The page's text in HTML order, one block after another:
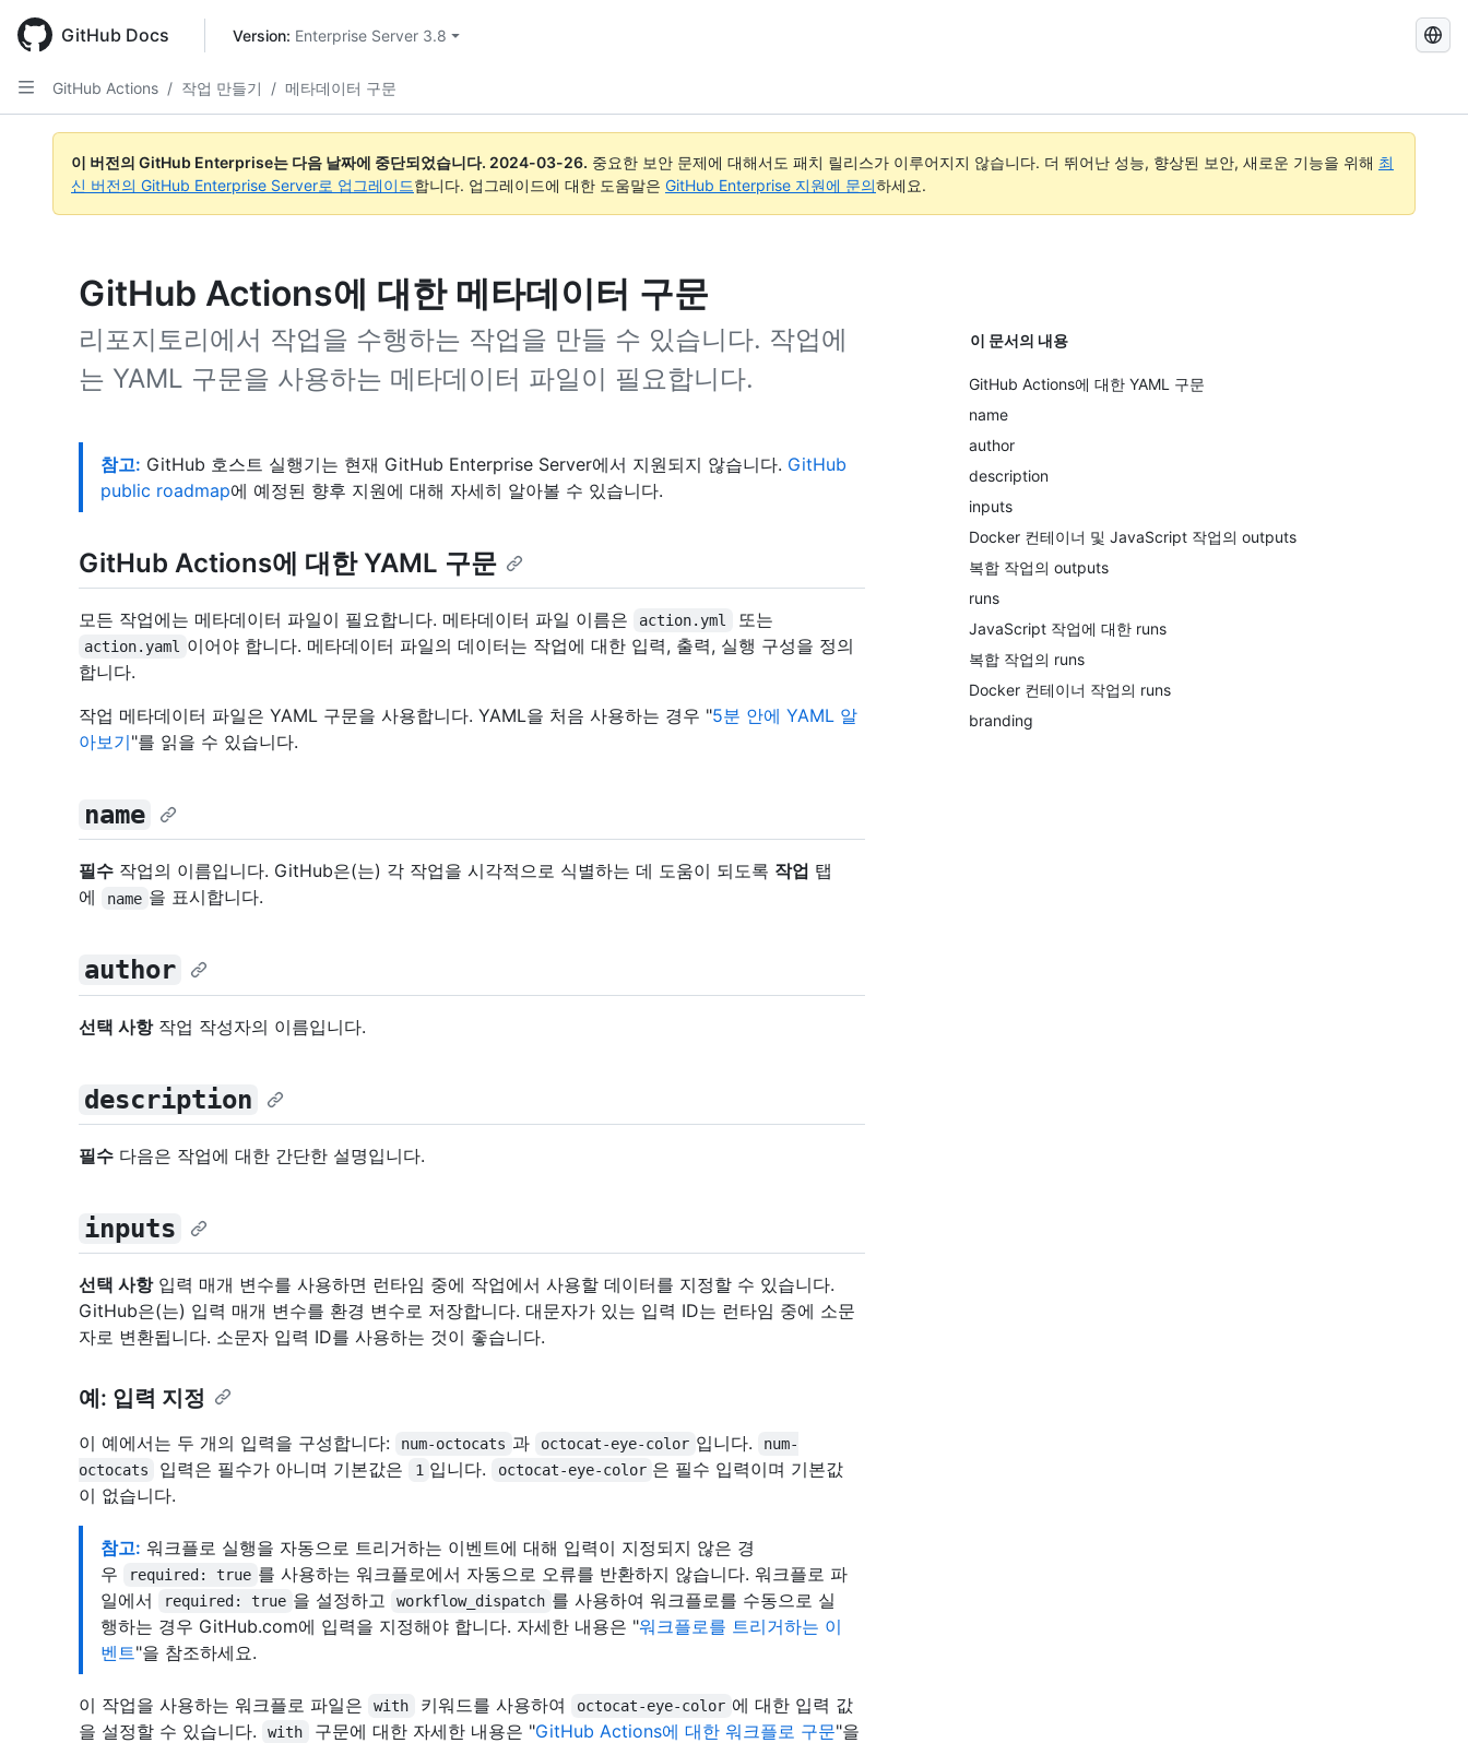
main
content
GitHub Docs Version: Enterprise Server 3.8
GitHub
색
GitHub Actions / 작업 만들기 / 메타데이터 구문
이 버전의 GitHub Enterprise는 다음 날짜에 중단되었습니다. 2024-03-26. 중요한 보안 문제에 대해서도 패치 릴리스가 이루어지지 않습니다. 더 뛰어난 성능, 향상된 보안, 새로운 기능을 위해 최
신 버전의 GitHub Enterprise Server로 업그레이드합니다. 업그레이드에 대한 도움말은 GitHub Enterprise 지원에 문의하세요.
GitHub Actions에 대한 메타데이터 구문
리포지토리에서 작업을 수행하는 작업을 만들 수 있습니다. 작업에
는 YAML 구문을 사용하는 메타데이터 파일이 필요합니다.
이 문서의 내용
GitHub Actions에 대한 YAML 구문
name
author
description
inputs
Docker 컨테이너 및 JavaScript 작업의 outputs
복합 작업의 outputs
runs
JavaScript 작업에 대한 runs
복합 작업의 runs
Docker 컨테이너 작업의 runs
branding
참고: GitHub 호스트 실행기는 현재 GitHub Enterprise Server에서 지원되지 않습니다. GitHub
public roadmap에 예정된 향후 지원에 대해 자세히 알아볼 수 있습니다.
GitHub Actions에 대한 YAML 구문
모든 작업에는 메타데이터 파일이 필요합니다. 메타데이터 파일 이름은 action.yml 또는
action.yaml
이어야 합니다. 메타데이터 파일의 데이터는 작업에 대한 입력, 출력, 실행 구성을 정의
합니다.
작업 메타데이터 파일은 YAML 구문을 사용합니다. YAML을 처음 사용하는 경우 "5분 안에 YAML 알
아보기"를 읽을 수 있습니다.
name
필수 작업의 이름입니다. GitHub은(는) 각 작업을 시각적으로 식별하는 데 도움이 되도록 작업 탭
에
name 을 표시합니다.
author
선택 사항작업 작성자의 이름입니다.
description
필수 다음은 작업에 대한 간단한 설명입니다.
inputs
선택 사항입력 매개 변수를 사용하면 런타임 중에 작업에서 사용할 데이터를 지정할 수 있습니다.
GitHub은(는) 입력 매개 변수를 환경 변수로 저장합니다. 대문자가 있는 입력 ID는 런타임 중에 소문
자로 변환됩니다. 소문자 입력 ID를 사용하는 것이 좋습니다.
예: 입력 지정
이 예에서는 두 개의 입력을 구성합니다: num-octocats 과 octocat-eye-color 입니다.
num-
octocats
입력은 필수가 아니며 기본값은 1 입니다. octocat-eye-color 은 필수 입력이며 기본값
이 없습니다.
참고: 워크플로 실행을 자동으로 트리거하는 이벤트에 대해 입력이 지정되지 않은 경
우
required: true 를 사용하는 워크플로에서 자동으로 오류를 반환하지 않습니다. 워크플로 파
일에서
required: true 을 설정하고 workflow_dispatch 를 사용하여 워크플로를 수동으로 실
행하는 경우 GitHub.com에 입력을 지정해야 합니다. 자세한 내용은 "워크플로를 트리거하는 이
벤트"을 참조하세요.
이 작업을 사용하는 워크플로 파일은 with 키워드를 사용하여 octocat-eye-color 에 대한 입력 값
을 설정할 수 있습니다.
with 구문에 대한 자세한 내용은 "GitHub Actions에 대한 워크플로 구문"을